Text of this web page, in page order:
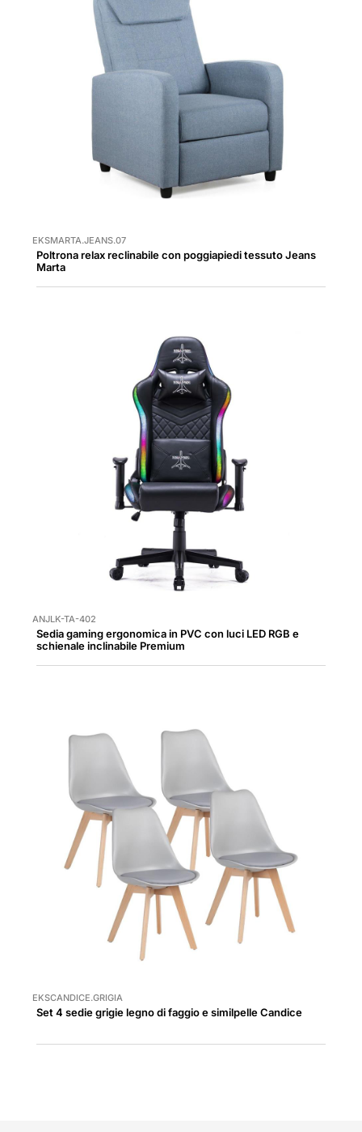
EKSMARTA.JEANS.07
Poltrona relax reclinabile con poggiapiedi tessuto Jeans
Marta
ANJLK-TA-402
Sedia gaming ergonomica in PVC con luci LED RGB e
schienale inclinabile Premium
EKSCANDICE.GRIGIA
Set 4 sedie grigie legno di faggio e similpelle Candice